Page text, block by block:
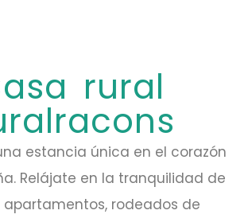
rural
estancia única en el corazón
Relájate en la tranquilidad de
apartamentos, rodeados de